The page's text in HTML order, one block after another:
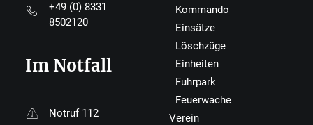
+49 (0) 8331
8502120
Im Notfall
Notruf 112
Kommando
Einsätze
Löschzüge
Einheiten
Fuhrpark
Feuerwache
Verein